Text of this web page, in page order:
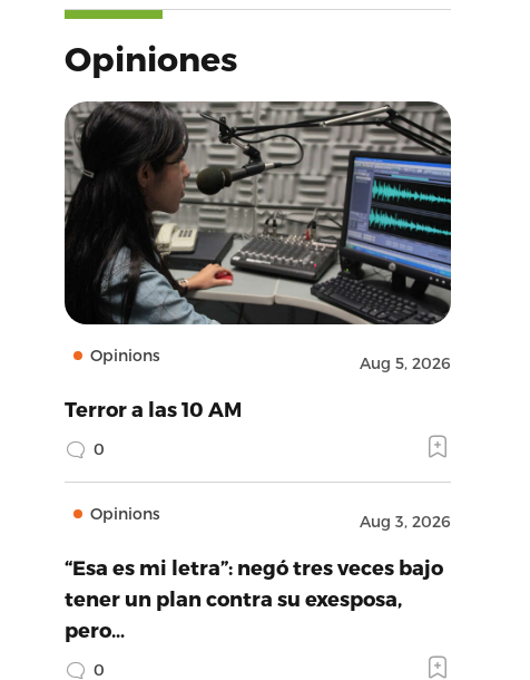
Opiniones
Opinions Aug 5, 2026
Terror a las 10 AM
0
Opinions Aug 3, 2026
“Esa es mi letra”: negó tres veces bajo
tener un plan contra su exesposa,
pero…
0